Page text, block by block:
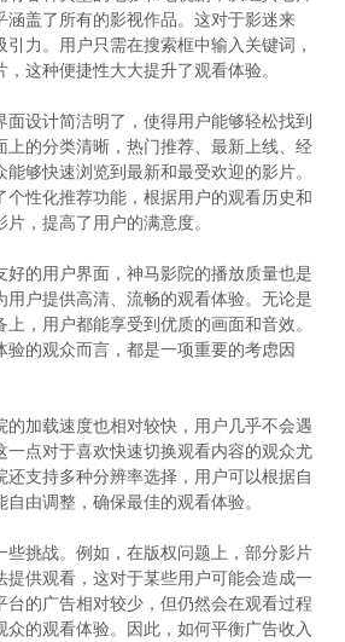
涵盖了所有的影视作品。这对于影迷来
力。用户只需在搜索框中输入关键词，
这种便捷性大大提升了观看体验。
设计简洁明了，使得用户能够轻松找到
上的分类清晰，热门推荐、最新上线、经
够快速浏览到最新和最受欢迎的影片。
个性化推荐功能，根据用户的观看历史和
，提高了用户的满意度。
好的用户界面，神马影院的播放质量也是
用户提供高清、流畅的观看体验。无论是
，用户都能享受到优质的画面和音效。
验的观众而言，都是一项重要的考虑因
的加载速度也相对较快，用户几乎不会遇
一点对于喜欢快速切换观看内容的观众尤
还支持多种分辨率选择，用户可以根据自
由调整，确保最佳的观看体验。
些挑战。例如，在版权问题上，部分影片
提供观看，这对于某些用户可能会造成一
台的广告相对较少，但仍然会在观看过程
的观看体验。因此，如何平衡广告收入